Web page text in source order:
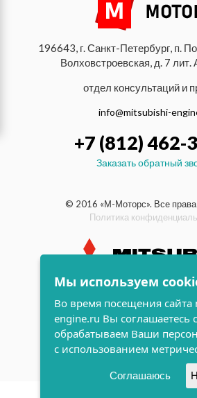
196643, г. Санкт-Петербург, п.
Волховстроевская, д. 7
отдел консультаций и
info@mitsubishi-
+7 (812) 462-
Заказать обратный
© 2016 «М-Моторс». Все
Политика
индустриальные и
дизельные двигатели
разработка
Мы используем
Во время посещения сайта
engine.ru Вы соглашаетесь
обрабатываем Ваши
с использованием
Соглашаюсь